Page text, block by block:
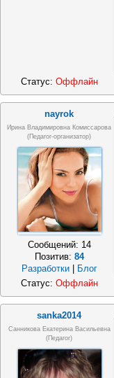
Статус: Оффлайн
nayrok
Ирина Владимировна Комиссарова
(педагог-организатор)
Сообщений: 14
Позитив: 84
Разработки
Блог
Статус: Оффлайн
sanka2014
Санникова Екатерина Васильевна
(педагог)